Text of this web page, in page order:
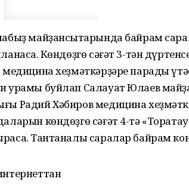
майҙансыҡтарында байрам
Көндөҙгө сәғәт 3-тән
медицина хеҙмәткәрҙәре парады
урамы буйлап Салауат Юлаев
Радий Хәбиров медицина
көндөҙгө сәғәт 4-тә
Тантаналы саралар байрам